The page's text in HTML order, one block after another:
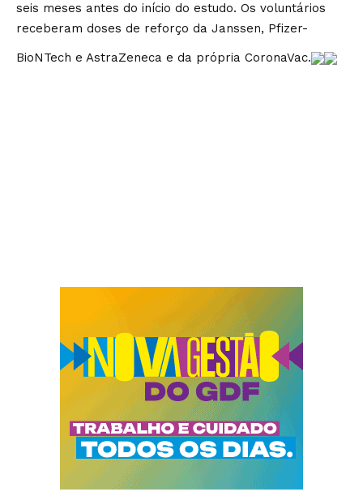
seis meses antes do início do estudo. Os voluntários
receberam doses de reforço da Janssen, Pfizer-
BioNTech e AstraZeneca e da própria CoronaVac.